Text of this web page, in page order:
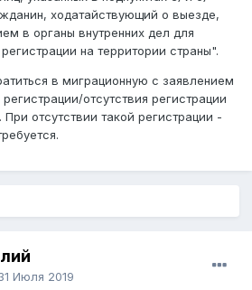
ходатайствующий о выезде,
в органы внутренних дел для
на территории страны".
в миграционную с заявлением
отсутствия регистрации
отсутствии такой регистрации -
Июля 2019